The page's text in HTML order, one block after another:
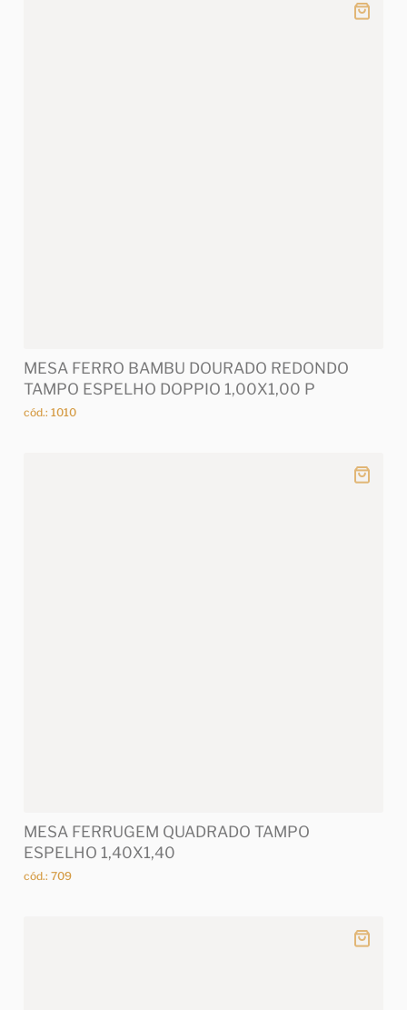
MESA FERRO BAMBU DOURADO REDONDO
TAMPO ESPELHO DOPPIO 1,00X1,00 P
cód.: 1010
MESA FERRUGEM QUADRADO TAMPO
ESPELHO 1,40X1,40
cód.: 709